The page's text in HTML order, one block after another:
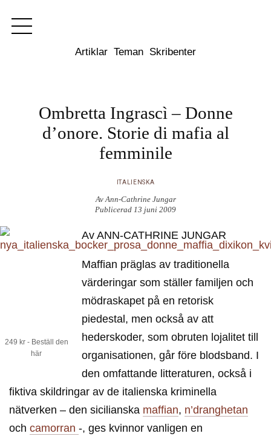
Artiklar Teman Skribenter
Ombretta Ingrascì – Donne
d’onore. Storie di mafia al
femminile
ITALIENSKA
Av Ann-Cathrine Jungar
Publicerad 13 juni 2009
249 kr - Beställ den
här
Av ANN-CATHRINE JUNGAR
Maffian präglas av traditionella
värderingar som ställer familjen och
mödraskapet på en retorisk
piedestal, men också av att
hederskoder, som obruten lojalitet till
organisationen, går före blodsband. I
den omfattande litteraturen, också i
fiktiva skildringar av de italienska kriminella
nätverken – den sicilianska maffian, n’dranghetan
och camorran -, ges kvinnor vanligen en